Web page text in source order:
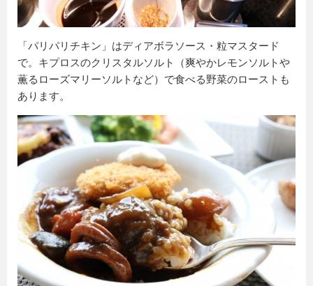
「パリパリチキン」はディアボラソース・粒マスタード
で。キプロスのクリスタルソルト（爽やかレモンソルトや
薫るローズマリーソルトなど）で食べる野菜のローストも
あります。